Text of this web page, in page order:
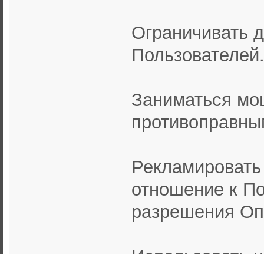
Ограничивать
Пользователей.
Заниматься
отношение к
разрешения